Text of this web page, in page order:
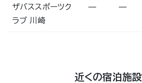
ザバススポーツク
ラブ 川崎
— —
近くの宿泊施設